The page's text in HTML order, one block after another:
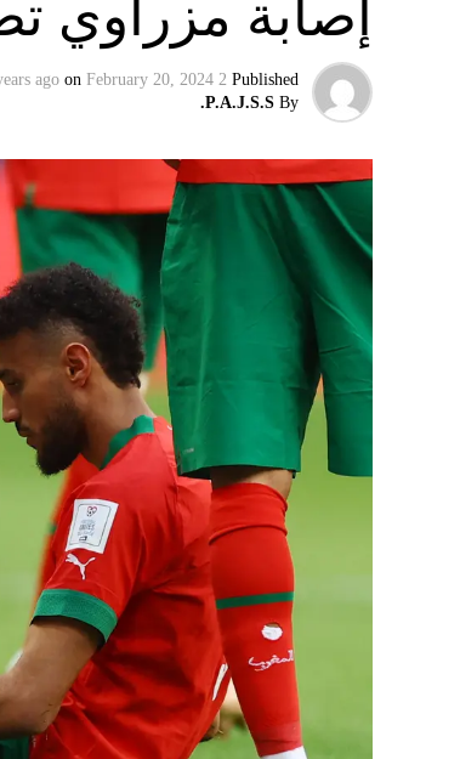
إصابة مزراوي
Published
2 years ago
on February 20, 2024
By
P.A.J.S.S.